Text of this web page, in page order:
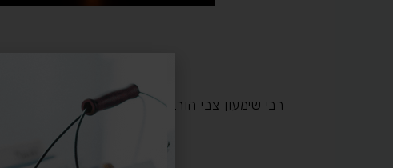
רבי שימעון צבי הורביץ לידר ר"י "שעריי שמים"